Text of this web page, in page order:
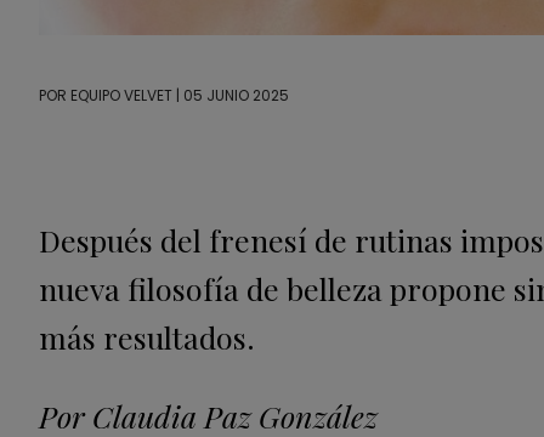
POR EQUIPO VELVET | 05 JUNIO 2025
Después del frenesí de rutinas
nueva filosofía de belleza propone
más resultados.
Por Claudia Paz González